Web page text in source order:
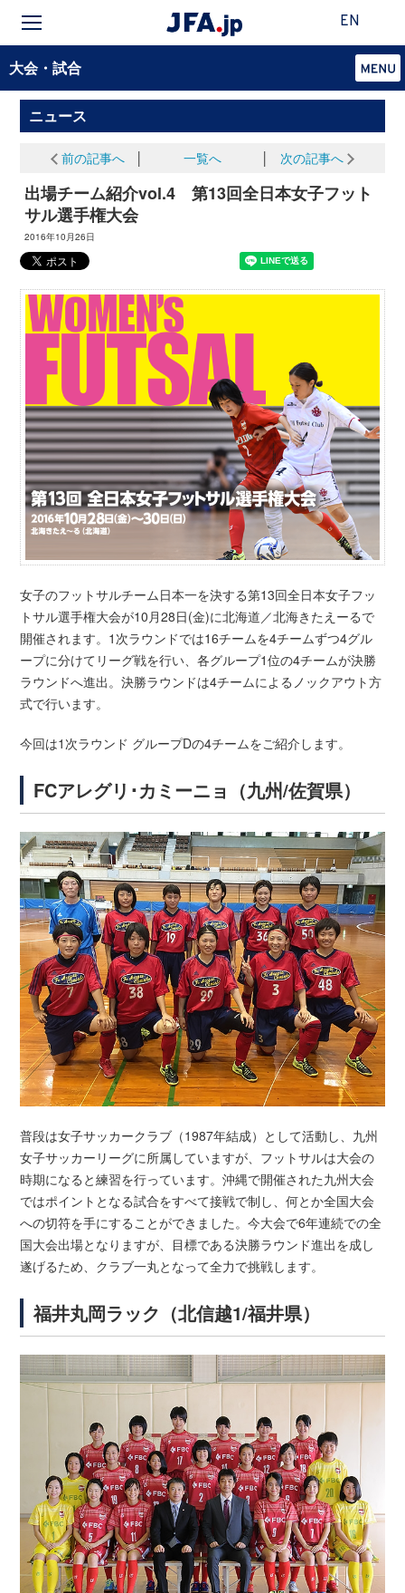
EN
大会・試合
ニュース
前の記事へ 一覧へ 次の記事へ
出場チーム紹介vol.4 第13回全日本女子フット
サル選手権大会
2016年10月26日
女子のフットサルチーム日本一を決する第13回全日本女子フッ
トサル選手権大会が10月28日(金)に北海道／北海きたえーるで
開催されます。1次ラウンドでは16チームを4チームずつ4グル
ープに分けてリーグ戦を行い、各グループ1位の4チームが決勝
ラウンドへ進出。決勝ラウンドは4チームによるノックアウト方
式で行います。
今回は1次ラウンド グループDの4チームをご紹介します。
FCアレグリ･カミーニョ（九州/佐賀県）
普段は女子サッカークラブ（1987年結成）として活動し、九州
女子サッカーリーグに所属していますが、フットサルは大会の
時期になると練習を行っています。沖縄で開催された九州大会
ではポイントとなる試合をすべて接戦で制し、何とか全国大会
への切符を手にすることができました。今大会で6年連続での全
国大会出場となりますが、目標である決勝ラウンド進出を成し
遂げるため、クラブ一丸となって全力で挑戦します。
福井丸岡ラック（北信越1/福井県）